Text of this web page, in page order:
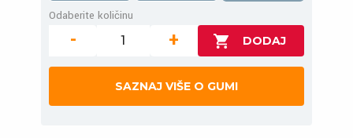
Odaberite količinu
- +
SAZNAJ VIŠE O GUMI